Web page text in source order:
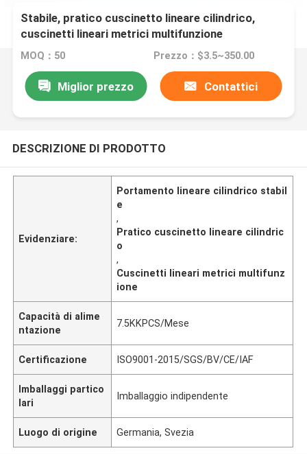
Stabile, pratico cuscinetto lineare cilindrico,
cuscinetti lineari metrici multifunzione
MOQ：50 Prezzo：$3.5~350.00
Miglior prezzo Contattici
DESCRIZIONE DI PRODOTTO
Evidenziare:
Portamento lineare cilindrico stabil
e
,
Pratico cuscinetto lineare cilindric
o
,
Cuscinetti lineari metrici multifunz
ione
Capacità di alime
ntazione
7.5KKPCS/Mese
Certificazione ISO9001-2015/SGS/BV/CE/IAF
Imballaggi partico
lari
Imballaggio indipendente
Luogo di origine Germania, Svezia